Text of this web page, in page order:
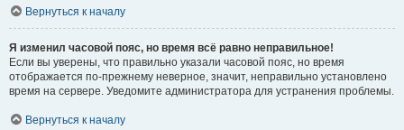
Вернуться к началу
Я изменил часовой пояс, но время всё равно неправильное!
Если вы уверены, что правильно указали часовой пояс, но время
отображается по-прежнему неверное, значит, неправильно установлено
время на сервере. Уведомите администратора для устранения проблемы.
Вернуться к началу